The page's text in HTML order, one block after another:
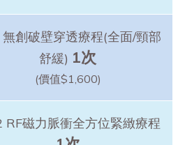
無創破壁穿透療程(全面/頸部
舒緩) 1次
(價值$1,600)
RF磁力脈衝全方位緊緻療程